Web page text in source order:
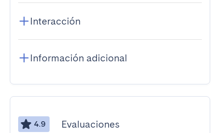
Interacción
Información adicional
4.9 Evaluaciones